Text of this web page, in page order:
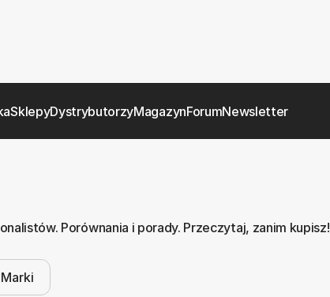
SklepyDystrybutorzyMagazynForumNewsletter
Porównania i porady. Przeczytaj, zanim kupisz!
Marki